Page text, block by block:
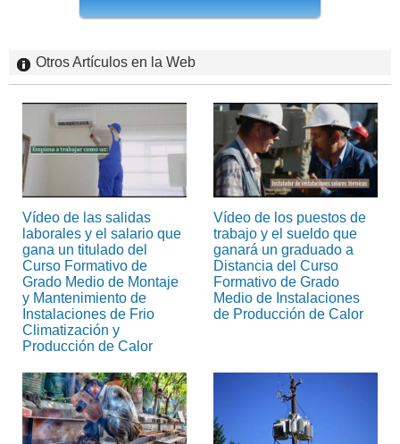
Otros Artículos en la Web
Vídeo de las salidas
laborales y el salario que
gana un titulado del
Curso Formativo de
Grado Medio de Montaje
y Mantenimiento de
Instalaciones de Frio
Climatización y
Producción de Calor
Vídeo de los puestos de
trabajo y el sueldo que
ganará un graduado a
Distancia del Curso
Formativo de Grado
Medio de Instalaciones
de Producción de Calor